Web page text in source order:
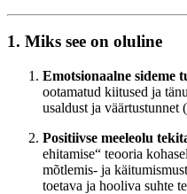
1. Miks see on oluline
Emotsionaalne sideme
ootamatud kiitused ja
usaldust ja
Positiivse meeleolu
ehitamise“ teooria
mõtlemis- ja
toetava ja hooliva suhte